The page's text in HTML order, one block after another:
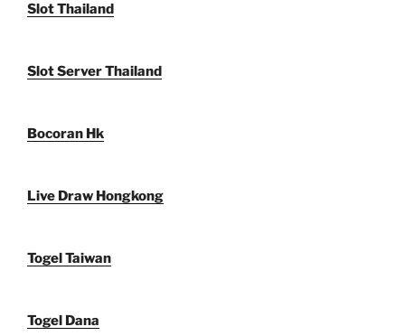
Slot Thailand
Slot Server Thailand
Bocoran Hk
Live Draw Hongkong
Togel Taiwan
Togel Dana